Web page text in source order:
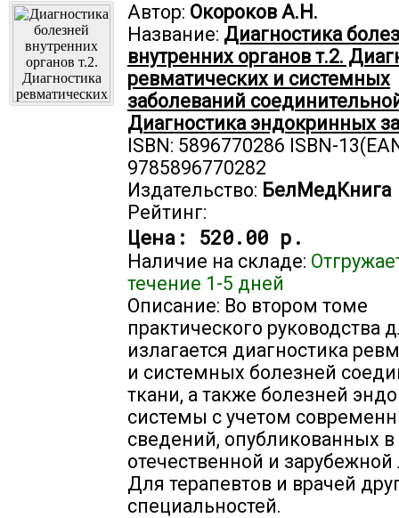
Автор: Окороков А.Н.
Название: Диагностика
внутренних органов т.2.
ревматических и системных
заболеваний
Диагностика эндокринных
ISBN: 5896770286 ISBN-
9785896770282
Издательство: БелМедКнига
Рейтинг:
Цена: 520.00 р.
Наличие на складе:
течение 1-5 дней
Описание: Во втором томе
практического руководства
излагается диагностика
и системных болезней
ткани, а также болезней
системы с учетом
сведений, опубликованных в
отечественной и зарубежной
Для терапевтов и врачей
специальностей.